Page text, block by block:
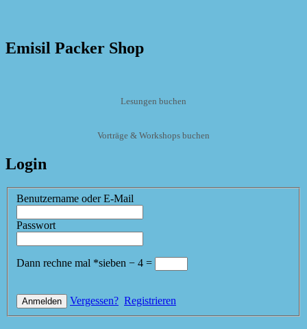
Emisil Packer Shop
Lesungen buchen
Vorträge & Workshops buchen
Login
Benutzername oder E-Mail
Passwort
Dann rechne mal *sieben − 4 =
Vergessen? Registrieren